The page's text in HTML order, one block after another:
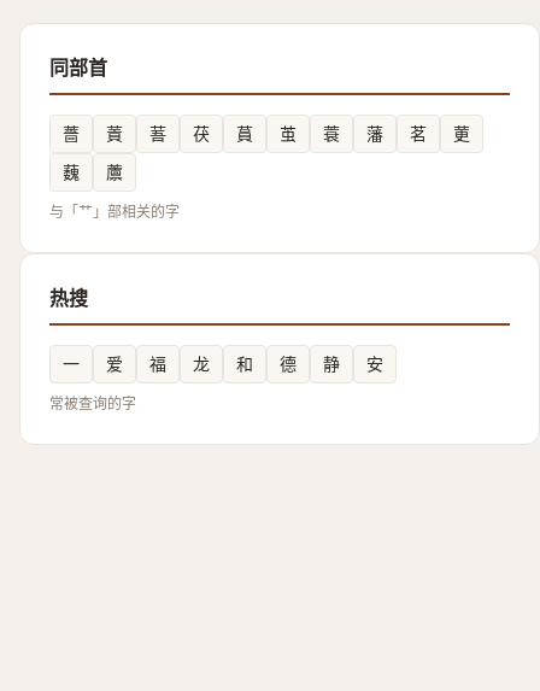
同部首
薔 䔈 䓊 茯 蒷 茧 蓑 藩 茗
莄
蘶
䕲
与「艹」部相关的字
热搜
一 爱 福 龙 和 德 静 安
常被查询的字